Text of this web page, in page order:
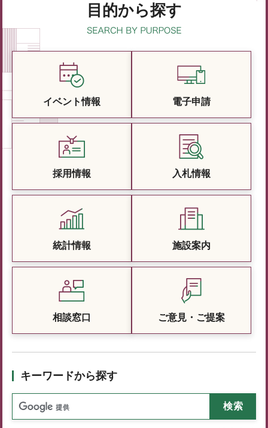
目的から探す
イベント情報 電子申請
採用情報 入札情報
統計情報 施設案内
相談窓口 ご意見・ご提案
キーワードから探す